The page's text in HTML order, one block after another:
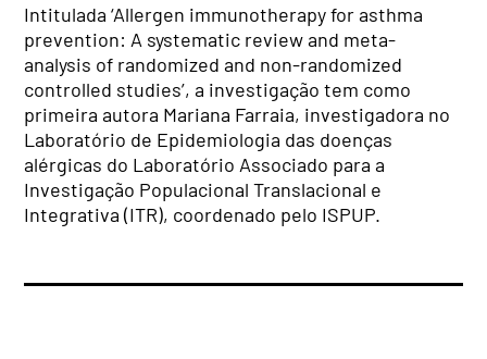
Intitulada ‘Allergen immunotherapy for asthma
prevention: A systematic review and meta-
analysis of randomized and non-randomized
controlled studies’, a investigação tem como
primeira autora Mariana Farraia, investigadora no
Laboratório de Epidemiologia das doenças
alérgicas do Laboratório Associado para a
Investigação Populacional Translacional e
Integrativa (ITR), coordenado pelo ISPUP.